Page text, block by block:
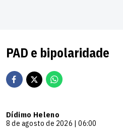
PAD e bipolaridade
Dídimo Heleno
8 de agosto de 2026 | 06:00